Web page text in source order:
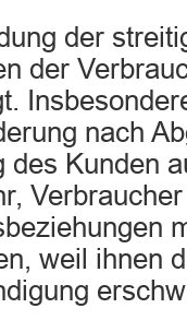
der
der
nach
des Kunden
weil ihnen